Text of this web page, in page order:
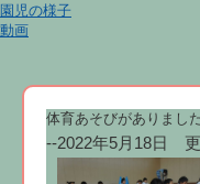
園児の様子
動画
体育あそびがありまし
--2022年5月18日